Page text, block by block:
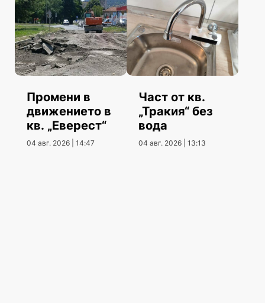
Промени в
движението в
кв. „Еверест“
04 авг. 2026 | 14:47
Част от кв.
„Тракия“ без
вода
04 авг. 2026 | 13:13